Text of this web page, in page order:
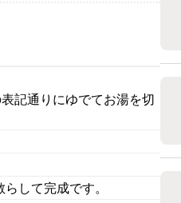
記通りにゆでてお湯を切
して完成です。